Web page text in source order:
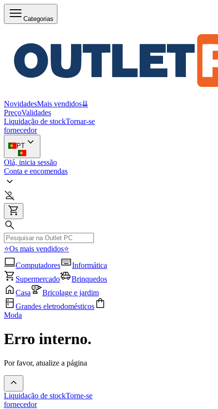
Categorias
NovidadesMais vendidos⇊
PreçoValidades
Liquidação de stockTornar-se
fornecedor
PT
Olá, inicia sessão
Conta e encomendas
⭐Os mais vendidos⭐
Computadores
Informática
Supermercado
Brinquedos
Casa
Bricolage e jardim
Grandes eletrodomésticos
Moda
Erro interno.
Por favor, atualize a página
Liquidação de stockTorne-se
fornecedor